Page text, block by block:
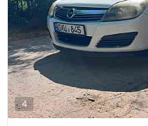
4